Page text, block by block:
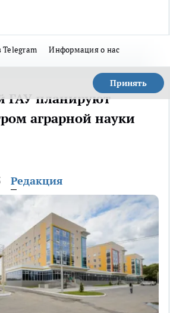
Информация о нас
Принять
ГАУ планируют
аграрной науки
Редакция